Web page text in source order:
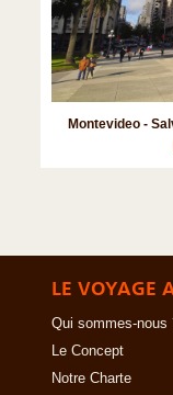
Montevideo -
LE VOYAGE
Qui sommes-nous
Le Concept
Notre Charte